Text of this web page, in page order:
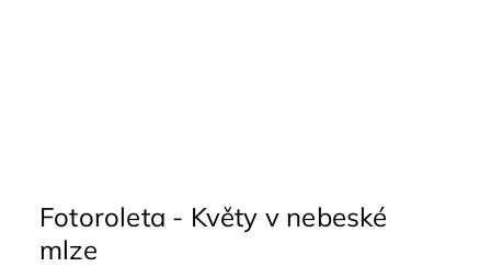
Fotoroleta - Květy v nebeské
mlze